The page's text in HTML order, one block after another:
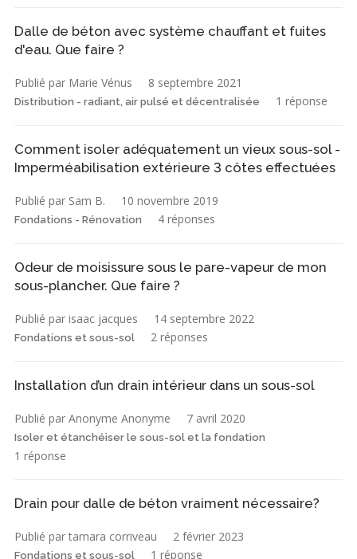
Dalle de béton avec système chauffant et fuites
d'eau. Que faire ?
Publié par Marie Vénus 8 septembre 2021
Distribution - radiant, air pulsé et décentralisée 1 réponse
Comment isoler adéquatement un vieux sous-sol -
Imperméabilisation extérieure 3 côtes effectuées
Publié par Sam B. 10 novembre 2019
Fondations - Rénovation 4 réponses
Odeur de moisissure sous le pare-vapeur de mon
sous-plancher. Que faire ?
Publié par isaac jacques 14 septembre 2022
Fondations et sous-sol 2 réponses
Installation d’un drain intérieur dans un sous-sol
Publié par Anonyme Anonyme 7 avril 2020
Isoler et étanchéiser le sous-sol et la fondation
1 réponse
Drain pour dalle de béton vraiment nécessaire?
Publié par tamara corriveau 2 février 2023
Fondations et sous-sol 1 réponse